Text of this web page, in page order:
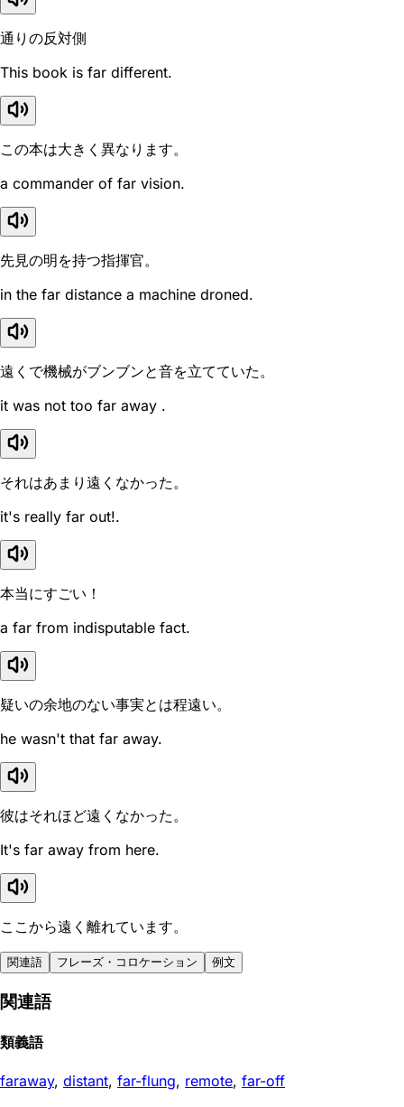
通りの反対側
This book is far different.
この本は大きく異なります。
a commander of far vision.
先見の明を持つ指揮官。
in the far distance a machine droned.
遠くで機械がブンブンと音を立てていた。
it was not too far away .
それはあまり遠くなかった。
it's really far out!.
本当にすごい！
a far from indisputable fact.
疑いの余地のない事実とは程遠い。
he wasn't that far away.
彼はそれほど遠くなかった。
It's far away from here.
ここから遠く離れています。
関連語 フレーズ・コロケーション 例文
関連語
類義語
faraway, distant, far-flung, remote, far-off